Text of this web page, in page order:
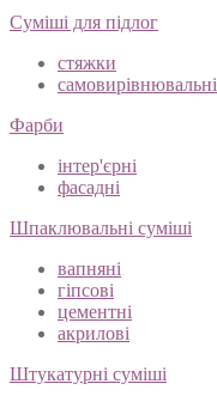
Суміші для підлог
стяжки
самовирівнювальні
Фарби
інтер'єрні
фасадні
Шпаклювальні суміші
вапняні
гіпсові
цементні
акрилові
Штукатурні суміші